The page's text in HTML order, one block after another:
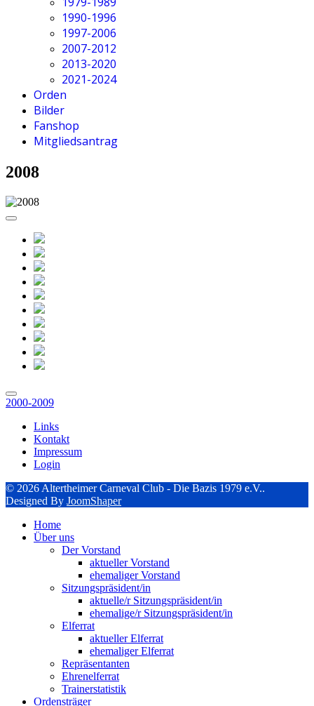
1990-1996
1997-2006
2007-2012
2013-2020
2021-2024
Orden
Bilder
Fanshop
Mitgliedsantrag
2008
2000-2009
Links
Kontakt
Impressum
Login
© 2026 Altertheimer Carneval Club - Die Bazis 1979 e.V..
Designed By JoomShaper
Home
Über uns
Der Vorstand
aktueller Vorstand
ehemaliger Vorstand
Sitzungspräsident/in
aktuelle/r Sitzungspräsident/in
ehemalige/r Sitzungspräsident/in
Elferrat
aktueller Elferrat
ehemaliger Elferrat
Repräsentanten
Ehrenelferrat
Trainerstatistik
Ordensträger